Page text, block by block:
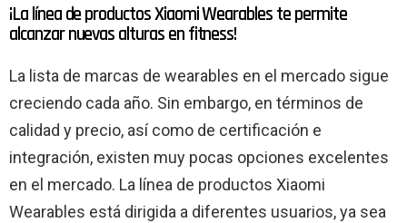
¡La línea de productos Xiaomi Wearables te permite
alcanzar nuevas alturas en fitness!
La lista de marcas de wearables en el mercado sigue
creciendo cada año. Sin embargo, en términos de
calidad y precio, así como de certificación e
integración, existen muy pocas opciones excelentes
en el mercado. La línea de productos Xiaomi
Wearables está dirigida a diferentes usuarios, ya sea